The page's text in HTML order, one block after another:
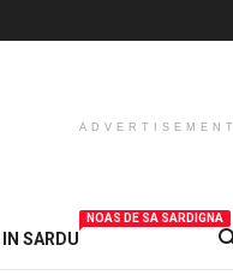
ADVERTISEMENT
IN SARDU
NOAS DE SA SARDIGNA